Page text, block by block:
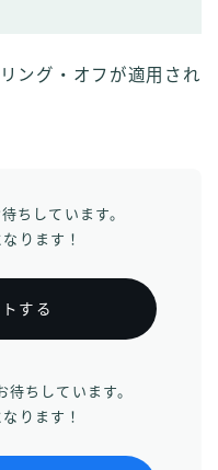
ング・オフが適用され
ちしています。
ります！
する
ちしています。
ります！